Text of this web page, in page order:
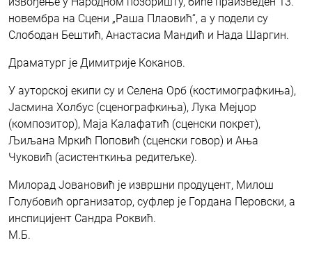
новембра на Сцени „Раша Плаовић“, а у подели су
Слободан Бештић, Анастасиа Мандић и Нада Шаргин.
Драматург је Димитрије Коканов.
У ауторској екипи су и Селена Орб (костимографкиња),
Јасмина Холбус (сценографкиња), Лука Мејџор
(композитор), Маја Калафатић (сценски покрет),
Љиљана Мркић Поповић (сценски говор) и Ања
Чуковић (асистенткиња редитељке).
Милорад Јовановић је извршни продуцент, Милош
Голубовић организатор, суфлер је Гордана Перовски, а
инспицијент Сандра Роквић.
М.Б.